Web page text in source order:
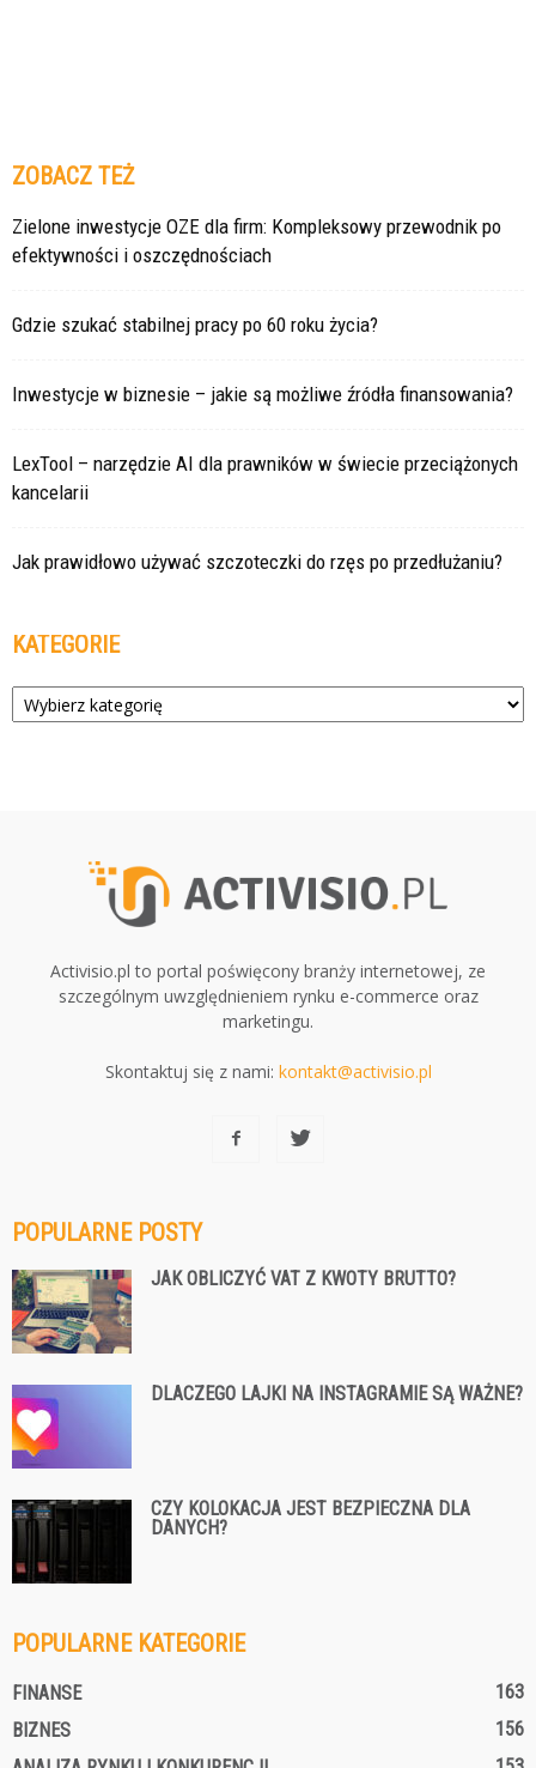
ZOBACZ TEŻ
Zielone inwestycje OZE dla firm: Kompleksowy przewodnik po
efektywności i oszczędnościach
Gdzie szukać stabilnej pracy po 60 roku życia?
Inwestycje w biznesie – jakie są możliwe źródła finansowania?
LexTool – narzędzie AI dla prawników w świecie przeciążonych
kancelarii
Jak prawidłowo używać szczoteczki do rzęs po przedłużaniu?
KATEGORIE
Kategorie
Activisio.pl to portal poświęcony branży internetowej, ze
szczególnym uwzględnieniem rynku e-commerce oraz
marketingu.
Skontaktuj się z nami: kontakt@activisio.pl
POPULARNE POSTY
JAK OBLICZYĆ VAT Z KWOTY BRUTTO?
DLACZEGO LAJKI NA INSTAGRAMIE SĄ WAŻNE?
CZY KOLOKACJA JEST BEZPIECZNA DLA
DANYCH?
POPULARNE KATEGORIE
FINANSE
163
BIZNES
156